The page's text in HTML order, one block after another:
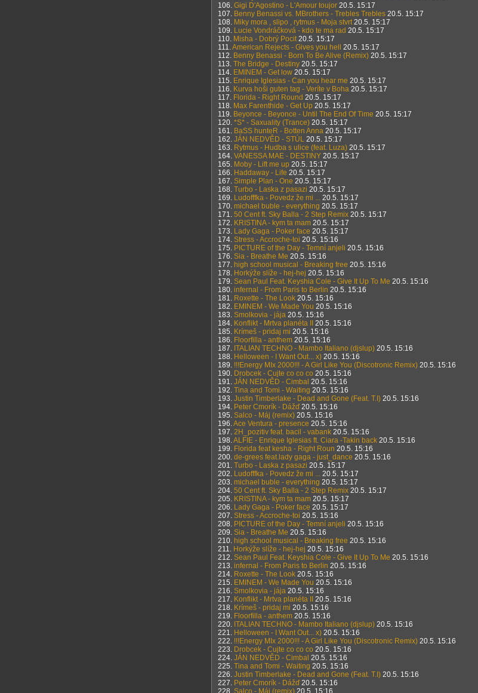
106. Gigi D'Agostino - L'Amour toujor 20.5. 15:17
107. Benny Benassi vs. MBrothers - Trebles Trebles 20.5. 15:17
108. Miky mora , slipo , rytmus - Moja stvrt 20.5. 15:17
109. Lucie Vondráčková - kdo te ma rad 20.5. 15:17
110. Misha - Dobrý Pocit 20.5. 15:17
111.American Rejects - Gives you hell
20.5. 15:17
112. Benny Benassi - Born To Be Alive (Remix) 20.5. 15:17
113. The Bridge - Destiny 20.5. 15:17
114. EMINEM - Get low 20.5. 15:17
115. Enrique Iglesias - Can you hear me 20.5. 15:17
116. Kurva hoši guten tag - Veríte v Boha 20.5. 15:17
117. Florida - Right Round 20.5. 15:17
118. Max Farenthide - Get Up 20.5. 15:17
119. Beyonce - Beyonce - Until The End Of Time 20.5. 15:17
120. *S* - Saxuality (Trance) 20.5. 15:17
161. BaSS hunteR - Botten Anna 20.5. 15:17
162. JÁN NEDVĚD - STÚL 20.5. 15:17
163. Rytmus - Hudba s ulice (feat. Luza) 20.5. 15:17
164. VANESSA MAE - DESTINY 20.5. 15:17
165. Moby - Lift me up 20.5. 15:17
166. Haddaway - Life 20.5. 15:17
167. Simple Plan - One 20.5. 15:17
168. Turbo - Laska z pasazi 20.5. 15:17
169. Ludofffka - Povedz že mi ... 20.5. 15:17
170. michael buble - everything 20.5. 15:17
171. 50 Cent ft. Sky Balla - 2 Step Remix 20.5. 15:17
172. KRISTINA - kym ta mam 20.5. 15:17
173. Lady Gaga - Poker face 20.5. 15:17
174. Stress - Accroche-toi 20.5. 15:16
175. PICTURE of the Day - Temní anjeli 20.5. 15:16
176. Sia - Breathe Me 20.5. 15:16
177. high school musical - Breaking free 20.5. 15:16
178. Horkýže slíže - hej-hej 20.5. 15:16
179. Sean Paul Feat. Keyshia Cole - Give It Up To Me 20.5. 15:16
180. infernal - From Paris to Berlin 20.5. 15:16
181. Roxette - The Look 20.5. 15:16
182. EMINEM - We Made You 20.5. 15:16
183. Smolkovia - jája 20.5. 15:16
184. Konflikt - Mrtva planéta II
20.5. 15:16
185. Krímeš - pridaj mi 20.5. 15:16
186. Floorfilla - anthem 20.5. 15:16
187. ITALIAN TECHNO - Mambo Italiano (djslup) 20.5. 15:16
188. Helloween - I Want Out... x) 20.5. 15:16
189. !!!Energy MIx 2000!!! - A Girl Like You (Discotronic Remix) 20.5. 15:16
190. Drobcek - Cujte co co co 20.5. 15:16
191. JÁN NEDVĚD - Cimbal 20.5. 15:16
192. Tina and Tomi - Waiting 20.5. 15:16
193. Justin Timberlake - Dead and Gone (Feat. T.I) 20.5. 15:16
194. Peter Cmorík - Dážď 20.5. 15:16
195. Salco - Máj (remix) 20.5. 15:16
196.Ace Ventura - presence 20.5. 15:16
197. 2H_pozitiv feat. bacil - vabank 20.5. 15:16
198.ALFIE - Enrique Iglesias ft. Ciara -Takin back 20.5. 15:16
199. Florida feat kesha - Right Roun 20.5. 15:16
200. de-grees feat.lady gaga - just_dance 20.5. 15:16
201. Turbo - Laska z pasazi 20.5. 15:17
202. Ludofffka - Povedz že mi ... 20.5. 15:17
203. michael buble - everything 20.5. 15:17
204. 50 Cent ft. Sky Balla - 2 Step Remix 20.5. 15:17
205. KRISTINA - kym ta mam 20.5. 15:17
206. Lady Gaga - Poker face 20.5. 15:17
207. Stress - Accroche-toi 20.5. 15:16
208. PICTURE of the Day - Temní anjeli 20.5. 15:16
209. Sia - Breathe Me 20.5. 15:16
210. high school musical - Breaking free 20.5. 15:16
211. Horkýže slíže - hej-hej 20.5. 15:16
212. Sean Paul Feat. Keyshia Cole - Give It Up To Me 20.5. 15:16
213. infernal - From Paris to Berlin 20.5. 15:16
214. Roxette - The Look 20.5. 15:16
215. EMINEM - We Made You 20.5. 15:16
216. Smolkovia - jája 20.5. 15:16
217. Konflikt - Mrtva planéta II
20.5. 15:16
218. Krímeš - pridaj mi 20.5. 15:16
219. Floorfilla - anthem 20.5. 15:16
220. ITALIAN TECHNO - Mambo Italiano (djslup) 20.5. 15:16
221. Helloween - I Want Out... x) 20.5. 15:16
222. !!!Energy MIx 2000!!! - A Girl Like You (Discotronic Remix) 20.5. 15:16
223. Drobcek - Cujte co co co 20.5. 15:16
224. JÁN NEDVĚD - Cimbal 20.5. 15:16
225. Tina and Tomi - Waiting 20.5. 15:16
226. Justin Timberlake - Dead and Gone (Feat. T.I) 20.5. 15:16
227. Peter Cmorík - Dážď 20.5. 15:16
228. Salco - Máj (remix) 20.5. 15:16